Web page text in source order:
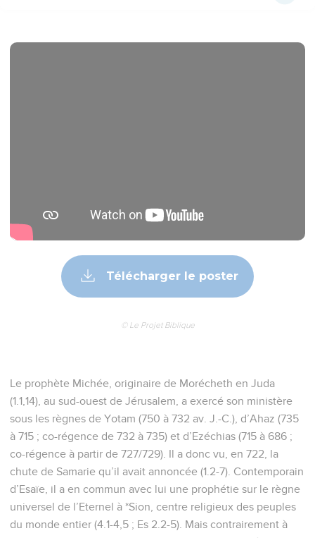
Télécharger le poster
© Le Projet Biblique
Le prophète Michée, originaire de Morécheth en Juda
(1.1,14), au sud-ouest de Jérusalem, a exercé son ministère
sous les règnes de Yotam (750 à 732 av. J.-C.), d’Ahaz (735
à 715 ; co-régence de 732 à 735) et d’Ezéchias (715 à 686 ;
co-régence à partir de 727/729). Il a donc vu, en 722, la
chute de Samarie qu’il avait annoncée (1.2-7). Contemporain
d’Esaïe, il a en commun avec lui une prophétie sur le règne
universel de l’Eternel à *Sion, centre religieux des peuples
du monde entier (4.1-4,5 ; Es 2.2-5). Mais contrairement à